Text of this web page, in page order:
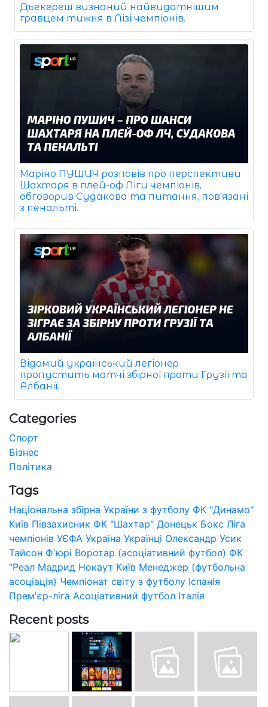
Дьекереш визнаний найвидатнішим
гравцем тижня в Лізі чемпіонів.
Маріно ПУШИЧ розповів про перспективи
Шахтаря в плей-оф Ліги чемпіонів,
обговорив Судакова та питання, пов'язані
з пенальті.
Відомий український легіонер
пропустить матчі збірної проти Грузії та
Албанії.
Categories
Спорт
Бізнес
Політика
Tags
Національна збірна України з футболу ФК "Динамо"
Київ Півзахисник ФК "Шахтар" Донецьк Бокс Ліга
чемпіонів УЄФА Україна Українці Олександр Усик
Тайсон Ф'юрі Воротар (асоціативний футбол) ФК
"Реал Мадрид Нокаут Київ Менеджер (футбольна
асоціація) Чемпіонат світу з футболу Іспанія
Прем'єр-ліга Асоціативний футбол Італія
Recent posts